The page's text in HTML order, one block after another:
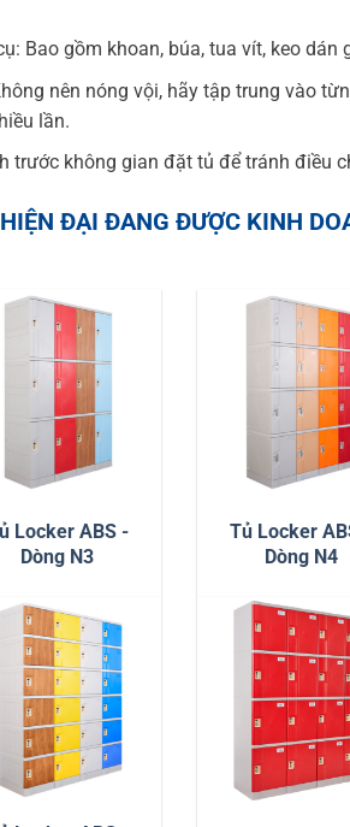
Bao gồm khoan, búa, tua vít, keo dán
nên nóng vội, hãy tập trung vào
lần.
trước không gian đặt tủ để tránh điều
ĐẠI ĐANG ĐƯỢC KINH
Locker ABS -
Dòng N3
Tủ Locker
Dòng N4